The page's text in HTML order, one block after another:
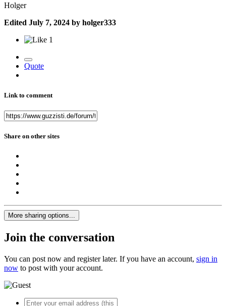
Holger
Edited July 7, 2024 by holger333
1
Quote
Link to comment
Share on other sites
More sharing options...
Join the conversation
You can post now and register later. If you have an account, sign in
now to post with your account.